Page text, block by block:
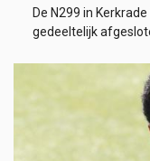
De N299 in
gedeeltelijk